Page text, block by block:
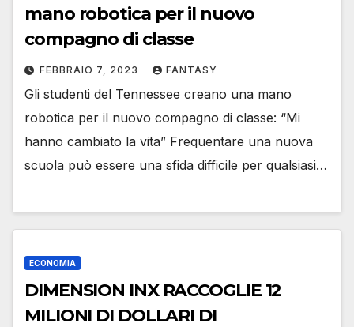
mano robotica per il nuovo
compagno di classe
FEBBRAIO 7, 2023 FANTASY
Gli studenti del Tennessee creano una mano
robotica per il nuovo compagno di classe: “Mi
hanno cambiato la vita” Frequentare una nuova
scuola può essere una sfida difficile per qualsiasi…
ECONOMIA
DIMENSION INX RACCOGLIE 12
MILIONI DI DOLLARI DI